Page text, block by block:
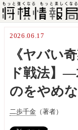
2026.06.17
《ヤバい
ド戦法】
のをやめ
二歩千金 （著者）